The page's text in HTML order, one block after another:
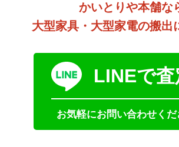
かいとりや本舗な
大型家具・大型家電の搬出
LINEで査
お気軽にお問い合わせくだ